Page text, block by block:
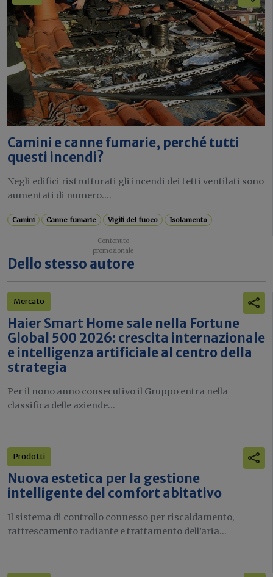
Camini e canne fumarie, perché tutti
questi incendi?
Negli edifici ristrutturati gli incendi dei tetti ventilati sono
aumentati di numero....
Camini Canne fumarie Vigili del fuoco Isolamento
Dello stesso autore
Mercato
Haier Smart Home sale nella Fortune
Global 500 2026: crescita internazionale
e intelligenza artificiale al centro della
strategia
Per il nono anno consecutivo il Gruppo entra nella
classifica delle aziende...
Prodotti
Nuova estetica per la gestione
intelligente del comfort abitativo
Il sistema di controllo connesso per riscaldamento,
raffrescamento radiante e trattamento dell’aria...